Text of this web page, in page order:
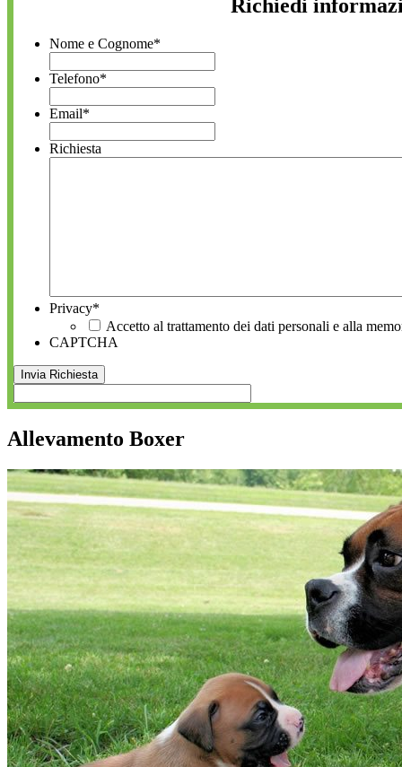
Richiedi
Nome e Cognome*
Telefono*
Email*
Richiesta
Privacy*
Accetto al trattamento dei dati personali e alla
CAPTCHA
Allevamento Boxer